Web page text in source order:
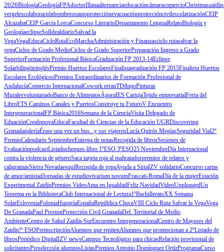
2026BiologíaGeologíaFPAdoctorIllanaalternanciaeducacióncámaracomercioChristmas
vergelescolaboraciónbomberosautoprotecciónevacuaciónproteccióncivilescolarizaciónCEIP
AlcazabaCEIP García LorcaConcurso LiterarioDepartamento LenguaRelatoBiología y
GeologíaeclipseSolIdealdiarioSalvad la
VegaVegaEducaCicloRutaEcoMarchaAdministración y Finanzasciclo rutasalvar la
vegaCiclos de Grado MedioCiclos de Grado SuperiorPreparación Ingreso a Grado
SuperiorFormación Profesional BásicaGraduación FP 2013-14Eclipse
SolarbilingüeinglésPremio Huertos EscolaresFinalistagraduación FP 2015Finalista Huertos
Escolares EcológicosPremios Extraordinarios de Formación Profesional de
AndalucíaComercio InternacionalCowork erranTDibujoPinturas
MuralesvoluntariadoBanco de AlimentosÁgoraIES CartujaTejido empresarialFeria del
LibroETS Caminos Canales y PuertosConstruye tu FuturoV Encuentro
IntergeneracionalFP Básica2016Semana de la CienciaVisita Delegado de
EduaciónCreaInnovaEducaFacultad de Ciencias de la Educación UGRDiscovering
GranadagaleríaÉrase una vez un bus...y sus viajerosLucía Quirós MegíasSeguridad Vial2º
PremioCalendario SeptiembreEntrega de notasRecogida de librosSesiones de
EvaluaciónpodcastListadocheques-libro 1ºESO 3ºESO25 NoviembreDía Internacional
contra la violencia de géneroSaca tarjeta roja al maltratadorpremios de relatos y
caligramasSierra NevadaesquíRecogida de ropaAyuda a SiriaIZV solidarioConcurso cartas
de amor/amistadJornadas de estudiovivarium novumFrascati-RomaDía de la mujerEstación
Experimental ZaidínPremios VideoAma en IgualdadFeliz NavidadVideoUnpluggedUn
Teorema en la BibliotecaClub Internacional de Lectura1ºBachilleratoXX Semana
SolarEsloveniaPoloniaHungríaEspañaRepública ChecaVIII Ciclo Ruta Salvar la VegaVega
De GranadaPaul PrestonProtección Civil GranadaDel. Territorial de Medio
AmbienteCentro de Salud Zaidín-SurEncuentro IntergeneracionalCentro de Mayores del
Zaidín!º ESOPreinscripciónAlumnos que repitenAlumnos que promocionan a 2ºListado de
librosPeriódico DigitalIZV newsCampus Tecnológico para chicasRelación provisional de
solicitantesPreselección alumnosListasPremios Antonio Domínguez OrtízProgramaCurso